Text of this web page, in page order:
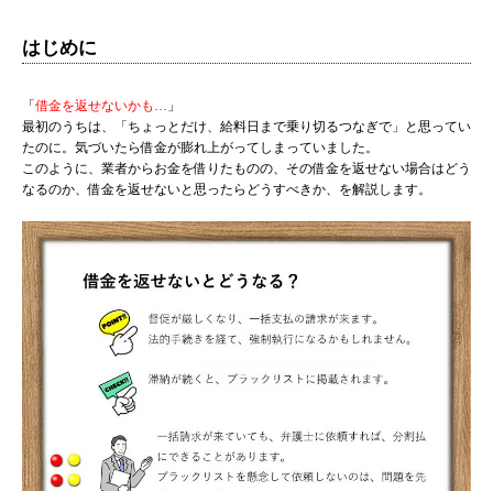
はじめに
「借金を返せないかも… 」
最初のうちは、「ちょっとだけ、給料日まで乗り切るつなぎで」と思ってい
たのに。気づいたら借金が膨れ上がってしまっていました。
このように、業者からお金を借りたものの、その借金を返せない場合はどう
なるのか、借金を返せないと思ったらどうすべきか、を解説します。